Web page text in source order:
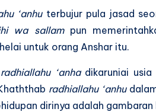
‘anhuterbujur pula jasad
wa sallampun
untuk orang Anshar itu.
radhiallahu ‘anhadikaruniai usia
radhiallahu ‘anhu
dirinya adalah